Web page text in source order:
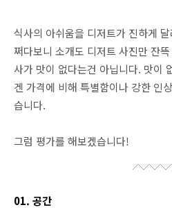
식사의 아쉬움을 디저트가 진하게
쩌다보니 소개도 디저트 사진만 잔
사가 맛이 없다는건 아닙니다. 맛이
겐 가격에 비해 특별함이나 강한 인
습니다.
그럼 평가를 해보겠습니다!
01. 공간